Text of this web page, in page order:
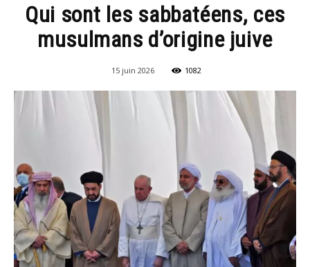
Qui sont les sabbatéens, ces
musulmans d’origine juive
15 juin 2026 1082